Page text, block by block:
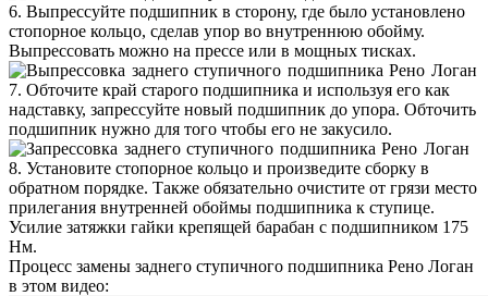
6. Выпрессуйте подшипник в сторону, где было установлено
стопорное кольцо, сделав упор во внутреннюю обойму.
Выпрессовать можно на прессе или в мощных тисках.
7. Обточите край старого подшипника и используя его как
надставку, запрессуйте новый подшипник до упора. Обточить
подшипник нужно для того чтобы его не закусило.
8. Установите стопорное кольцо и произведите сборку в
обратном порядке. Также обязательно очистите от грязи место
прилегания внутренней обоймы подшипника к ступице.
Усилие затяжки гайки крепящей барабан с подшипником 175
Нм.
Процесс замены заднего ступичного подшипника Рено Логан
в этом видео: